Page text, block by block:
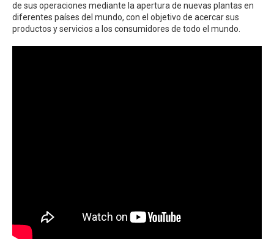
de sus operaciones mediante la apertura de nuevas plantas en
diferentes países del mundo, con el objetivo de acercar sus
productos y servicios a los consumidores de todo el mundo.